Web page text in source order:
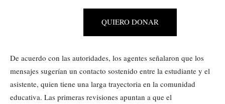
QUIERO DONAR
De acuerdo con las autoridades, los agentes señalaron que los
mensajes sugerían un contacto sostenido entre la estudiante y el
asistente, quien tiene una larga trayectoria en la comunidad
educativa. Las primeras revisiones apuntan a que el